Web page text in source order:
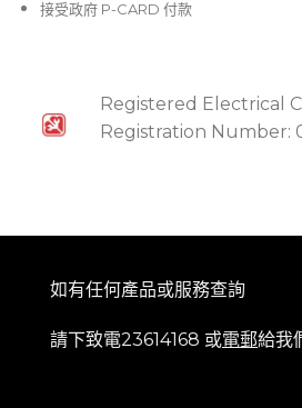
接受政府 P-CARD 付款
Registered Electrical
Registration Number:
如有任何產品或服務查詢
請下致電23614168 或電郵給我